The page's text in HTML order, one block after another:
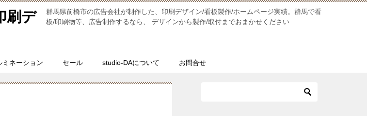
刷デ
群馬県前橋市の広告会社が制作した、印刷デザイン/看板製作/ホームページ実績。群馬で看
板/印刷物等、広告制作するなら、 デザインから製作/取付までおまかせください
ミネーション セール studio-DAについて お問合せ